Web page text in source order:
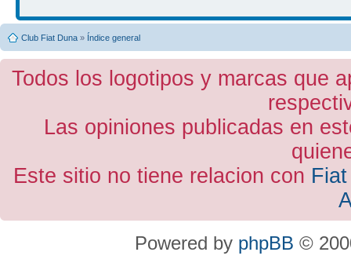
Club Fiat Duna » Índice general
Todos los logotipos y marcas que
Las opiniones publicadas en
Este sitio no tiene relacion con
Powered by phpBB ©